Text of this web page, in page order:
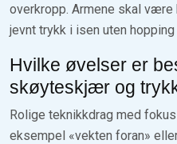
overkropp. Armene skal
jevnt trykk i isen uten
Hvilke øvelser er
skøyteskjær og
Rolige teknikkdrag med
eksempel «vekten foran»